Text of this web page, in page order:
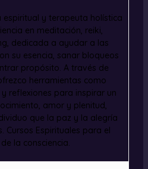
espiritual y terapeuta holística
en meditación, reiki,
dedicada a ayudar a las
su esencia, sanar bloqueos
propósito. A través de
herramientas como
reflexiones para inspirar un
amor y plenitud,
que la paz y la alegría
Cursos Espirituales para el
la consciencia.